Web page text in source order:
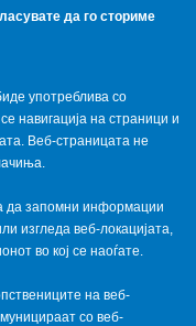
да го сториме
употреблива со
навигација на страници и
Веб-страницата не
да запомни информации
изгледа веб-локацијата,
во кој се наоѓате.
на веб-
со веб-